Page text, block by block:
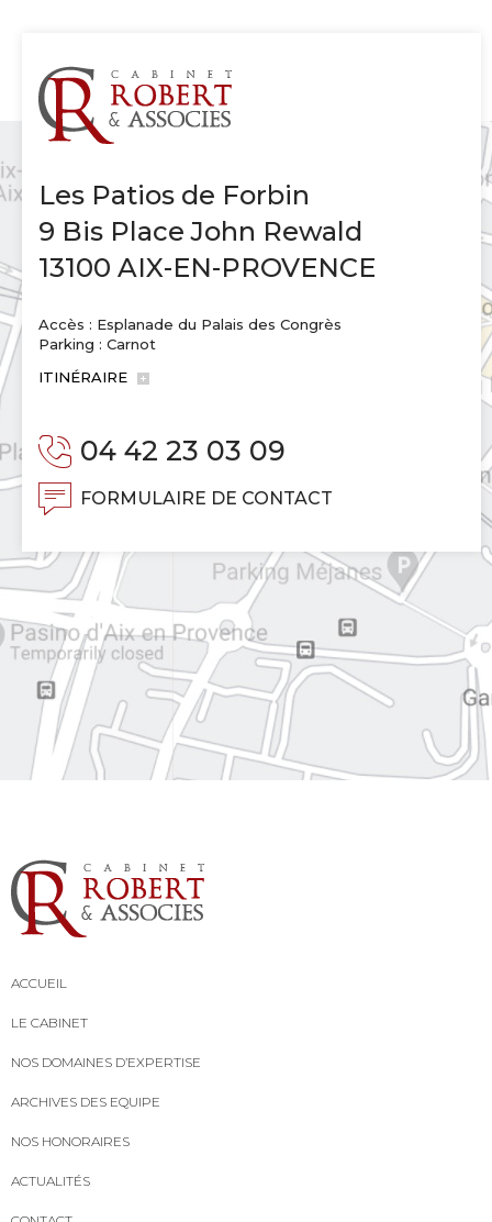
Les Patios de Forbin
9 Bis Place John Rewald
13100 AIX-EN-PROVENCE
Accès : Esplanade du Palais des Congrès
Parking : Carnot
ITINÉRAIRE
04 42 23 03 09
FORMULAIRE DE CONTACT
ACCUEIL
LE CABINET
NOS DOMAINES D’EXPERTISE
ARCHIVES DES EQUIPE
NOS HONORAIRES
ACTUALITÉS